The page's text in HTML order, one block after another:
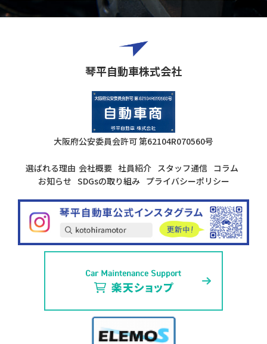
琴平自動車株式会社
大阪府公安委員会許可第62104R070560号
選ばれる理由 会社概要 社員紹介 スタッフ通信 コラム
お知らせ SDGsの取り組み プライバシーポリシー